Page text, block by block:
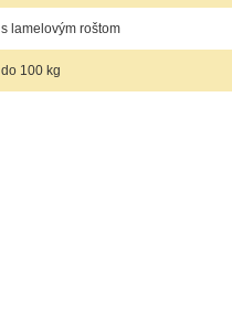
s lamelovým roštom
do 100 kg